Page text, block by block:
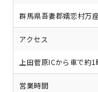
群馬県吾妻郡嬬恋村万
アクセス
上田菅原ICから車で約
営業時間